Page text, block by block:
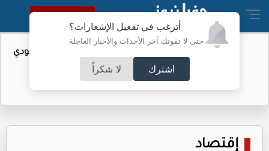
أترغب في تفعيل الإشعارات؟
حتى لا تفوتك آخر الأحداث والأخبار العاجلة
اشترك لا شكراً
النسخة الكاملة
واردات الولايات المتحدة من النفط السعودي
تهبط إلى الصفر
إقتصاد